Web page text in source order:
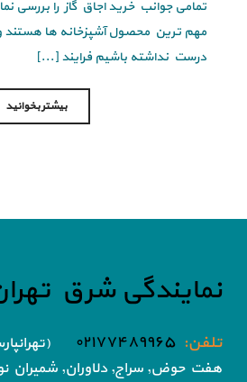
تمامی جوانب خرید اجاق گاز را بررسی
مهم ترین محصول آشپزخانه ها هستند
درست نداشته باشیم فرایند [...]
بیشتر بخوانید
نمایندگی شرق
تلفن: ۰۲۱۷۷۴۸۹۹۶۵
هفت حوض, سراج, دلاوران, شمیران